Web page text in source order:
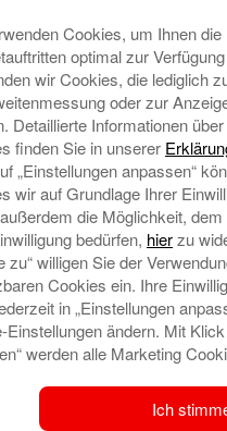
Caching“
Auftakt in der Georg-
in Rai-Breitenbach
grundlegender
dynamischen und
Öffentlichkeit. Sie sind
allen Nutzungsweisen
Lebenswelt von
mit den vielfältigen Medien
Cookies, um Ihnen
optimal zur
wir Cookies, die lediglich
oder zur
Detaillierte Informationen
finden Sie in unserer
„Einstellungen anpassen“
wir auf Grundlage Ihrer
die Möglichkeit,
bedürfen, hierzu
zu“ willigen Sie der
Cookies ein. Ihre
in „Einstellungen
Einstellungen ändern. Mit
werden alle Marketing
Ich